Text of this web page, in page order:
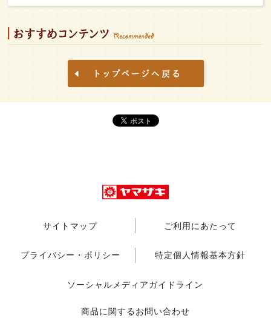
サイトマップ ご利用にあたって
プライバシー・ポリシー 特定個人情報基本方針
ソーシャルメディアガイドライン
商品に関するお問い合わせ